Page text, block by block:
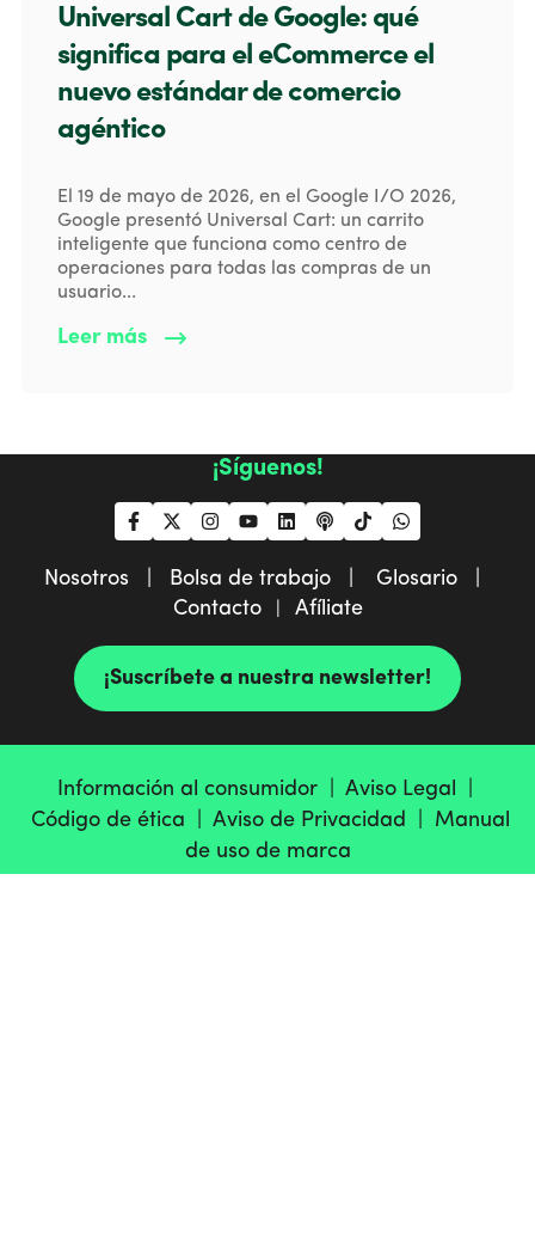
Universal Cart de Google: qué
significa para el eCommerce el
nuevo estándar de comercio
agéntico
El 19 de mayo de 2026, en el Google I/O 2026,
Google presentó Universal Cart: un carrito
inteligente que funciona como centro de
operaciones para todas las compras de un
usuario...
Leer más
¡Síguenos!
Nosotros | Bolsa de trabajo |
Glosario |
Contacto| Afíliate
¡Suscríbete a nuestra newsletter!
Información al consumidor | Aviso Legal |
Código de ética | Aviso de Privacidad | Manual
de uso de marca